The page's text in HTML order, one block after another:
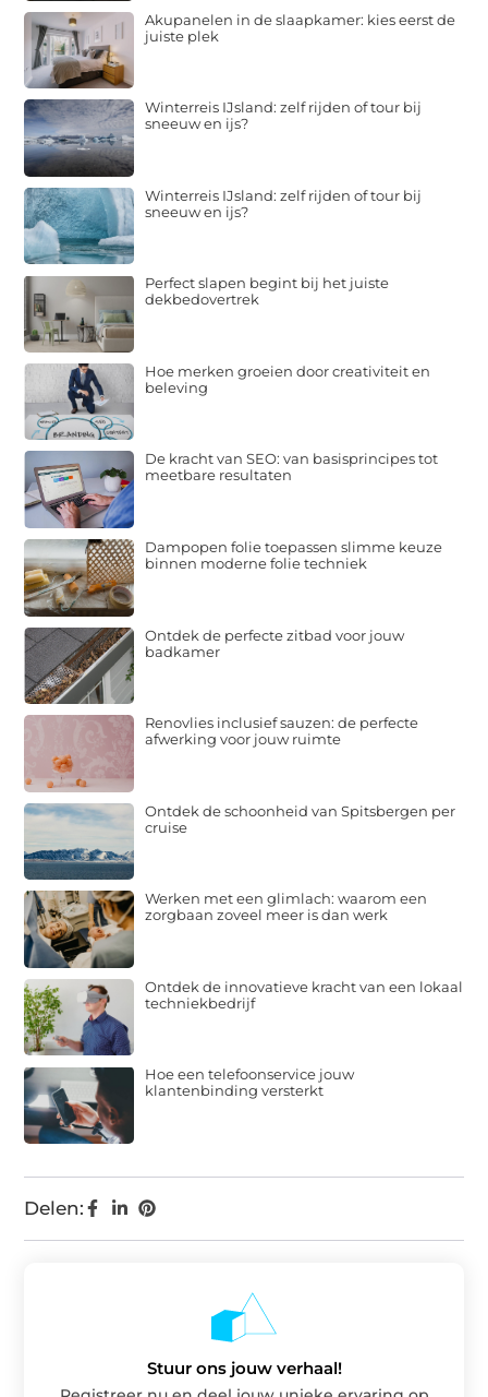
Delen:
Akupanelen in de slaapkamer: kies eerst de
juiste plek
Winterreis IJsland: zelf rijden of tour bij
sneeuw en ijs?
Winterreis IJsland: zelf rijden of tour bij
sneeuw en ijs?
Perfect slapen begint bij het juiste
dekbedovertrek
Hoe merken groeien door creativiteit en
beleving
De kracht van SEO: van basisprincipes tot
meetbare resultaten
Dampopen folie toepassen slimme keuze
binnen moderne folie techniek
Ontdek de perfecte zitbad voor jouw
badkamer
Renovlies inclusief sauzen: de perfecte
afwerking voor jouw ruimte
Ontdek de schoonheid van Spitsbergen per
cruise
Werken met een glimlach: waarom een
zorgbaan zoveel meer is dan werk
Ontdek de innovatieve kracht van een lokaal
techniekbedrijf
Hoe een telefoonservice jouw
klantenbinding versterkt
Stuur ons jouw verhaal!